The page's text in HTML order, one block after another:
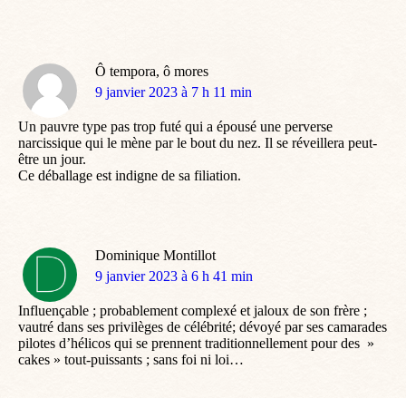
Ô tempora, ô mores
dit
9 janvier 2023 à 7 h 11 min
Un pauvre type pas trop futé qui a épousé une perverse
narcissique qui le mène par le bout du nez. Il se réveillera peut-
être un jour.
Ce déballage est indigne de sa filiation.
Dominique Montillot
dit
9 janvier 2023 à 6 h 41 min
Influençable ; probablement complexé et jaloux de son frère ;
vautré dans ses privilèges de célébrité; dévoyé par ses camarades
pilotes d’hélicos qui se prennent traditionnellement pour des »
cakes » tout-puissants ; sans foi ni loi…